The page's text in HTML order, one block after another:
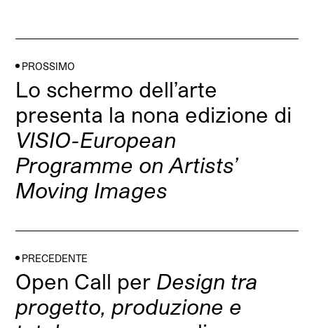
PROSSIMO
Lo schermo dell’arte
presenta la nona edizione di
VISIO-European
Programme on Artists’
Moving Images
PRECEDENTE
Open Call per Design tra
progetto, produzione e